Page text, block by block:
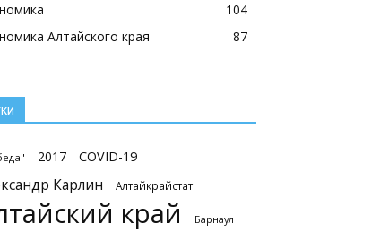
104
Алтайского края
87
2017 COVID-19
Карлин Алтайкрайстат
край Барнаул